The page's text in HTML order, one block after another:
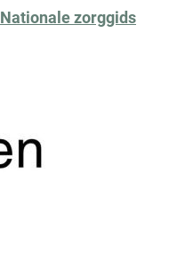
Nationale zorggids